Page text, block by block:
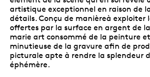
artistique exceptionnel en raison de
détails. Conçu de manièreà exploiter
offertes par la surface en argent de
marie art consommé de la peinture
minutieuse de la gravure afin de
picturale apte à rendre la splendeur
éphémère.